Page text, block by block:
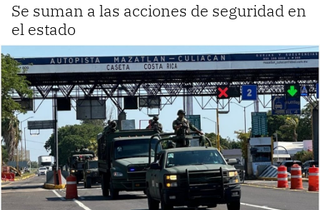
Se suman a las acciones de seguridad en
el estado